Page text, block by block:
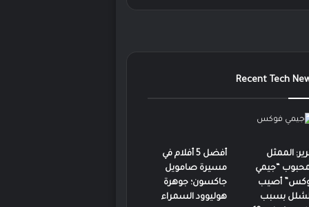
Recent Tech
الممثل
“جيمي
أصيب
بسبب
أفضل 5 أفلام في
مسيرة صامويل
جاكسون؛ جوهرة
هوليوود السمراء